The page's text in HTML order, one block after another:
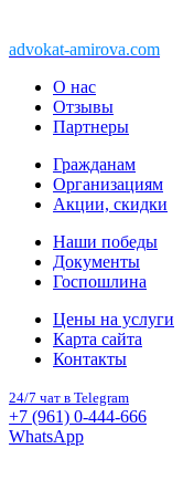
advokat-amirova.com
О нас
Отзывы
Партнеры
Гражданам
Организациям
Акции, скидки
Наши победы
Документы
Госпошлина
Цены на услуги
Карта сайта
Контакты
24/7 чат в Telegram
+7 (961) 0-444-666
WhatsApp